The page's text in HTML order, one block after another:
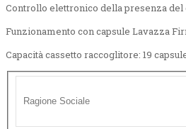
Controllo elettronico della presenza del
Funzionamento con capsule Lavazza
Capacità cassetto raccoglitore: 19